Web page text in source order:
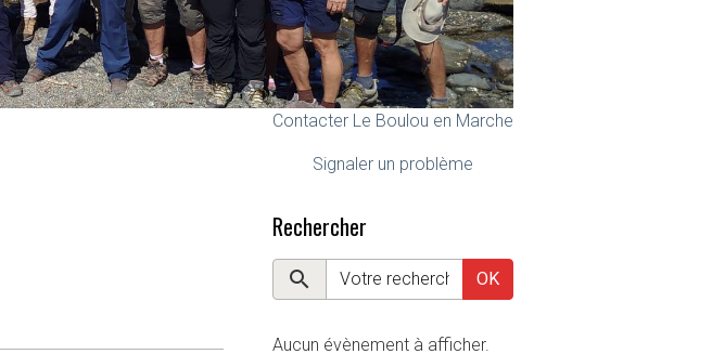
Contacter Le Boulou en Marche
Signaler un problème
Rechercher
OK
Aucun évènement à afficher.